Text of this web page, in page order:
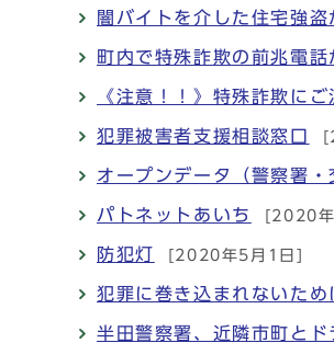
闇バイトを介した住宅強盗
町内で特殊詐欺の前兆電話
《注意！！》特殊詐欺にご
犯罪被害者支援相談窓口
オープンデータ（警察署・
パトネットあいち [2020
防犯灯 [2020年5月1日]
犯罪に巻き込まれないため
半田警察署、近隣市町と